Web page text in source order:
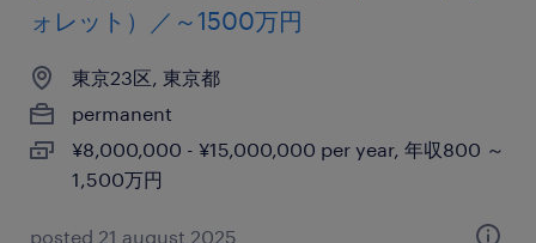
ォレット）／～1500万円
東京23区, 東京都
permanent
¥8,000,000 - ¥15,000,000 per year, 年収800 ～
1,500万円
posted 21 august 2025